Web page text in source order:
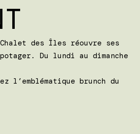
des Îles réouvre ses
Du lundi au dimanche
l’emblématique brunch du